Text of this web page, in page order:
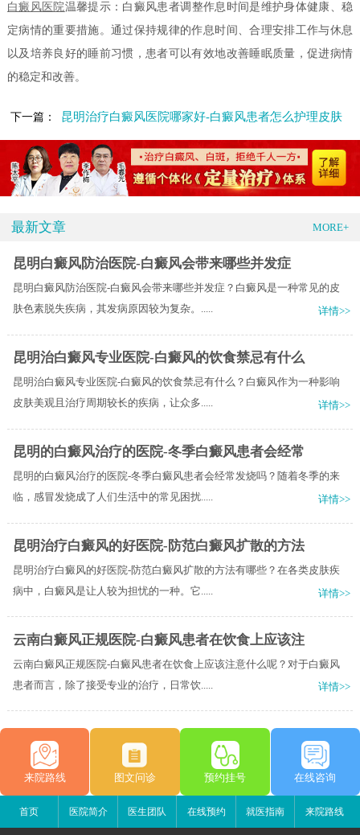
白癜风医院温馨提示：白癜风患者调整作息时间是维护身体健康、稳
定病情的重要措施。通过保持规律的作息时间、合理安排工作与休息
以及培养良好的睡前习惯，患者可以有效地改善睡眠质量，促进病情
的稳定和改善。
下一篇： 昆明治疗白癜风医院哪家好-白癜风患者怎么护理皮肤
最新文章 MORE+
昆明白癜风防治医院-白癜风会带来哪些并发症
昆明白癜风防治医院-白癜风会带来哪些并发症？白癜风是一种常见的皮
肤色素脱失疾病，其发病原因较为复杂。.....
详情>>
昆明治白癜风专业医院-白癜风的饮食禁忌有什么
昆明治白癜风专业医院-白癜风的饮食禁忌有什么？白癜风作为一种影响
皮肤美观且治疗周期较长的疾病，让众多.....
详情>>
昆明的白癜风治疗的医院-冬季白癜风患者会经常
昆明的白癜风治疗的医院-冬季白癜风患者会经常发烧吗？随着冬季的来
临，感冒发烧成了人们生活中的常见困扰.....
详情>>
昆明治疗白癜风的好医院-防范白癜风扩散的方法
昆明治疗白癜风的好医院-防范白癜风扩散的方法有哪些？在各类皮肤疾
病中，白癜风是让人较为担忧的一种。它.....
详情>>
云南白癜风正规医院-白癜风患者在饮食上应该注
云南白癜风正规医院-白癜风患者在饮食上应该注意什么呢？对于白癜风
患者而言，除了接受专业的治疗，日常饮.....
详情>>
来院路线 图文问诊 预约挂号 在线咨询
首页 医院简介 医生团队 在线预约 就医指南 来院路线